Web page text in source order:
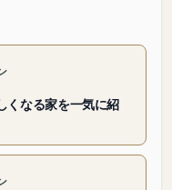
くなる家を一気に紹